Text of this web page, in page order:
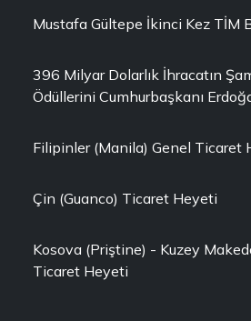
Mustafa Gültepe İkinci Kez TİM
396 Milyar Dolarlık İhracatın
Ödüllerini Cumhurbaşkanı
Filipinler (Manila) Genel Ticaret
Çin (Guanco) Ticaret Heyeti
Kosova (Priştine) - Kuzey
Ticaret Heyeti